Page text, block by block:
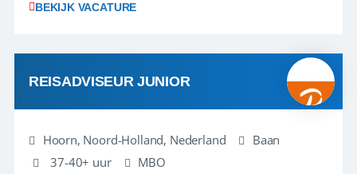
vakantiegangers de meest prachtige plekjes op
werken: of het nu gaat om vragen ...
BEKIJK VACATURE
REISADVISEUR JUNIOR
Hoorn, Noord-Holland, Nederland
Baan
37-40+ uur
MBO